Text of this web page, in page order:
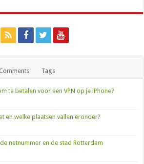
Tags
te betalen voor een VPN op je iPhone?
en welke plaatsen vallen eronder?
netnummer en de stad Rotterdam